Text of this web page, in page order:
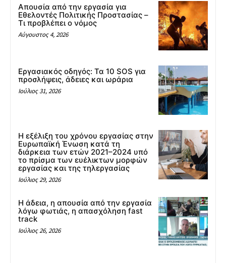
Απουσία από την εργασία για
Εθελοντές Πολιτικής Προστασίας –
Τι προβλέπει ο νόμος
Αύγουστος 4, 2026
Εργασιακός οδηγός: Τα 10 SOS για
προσλήψεις, άδειες και ωράρια
Ιούλιος 31, 2026
Η εξέλιξη του χρόνου εργασίας στην
Ευρωπαϊκή Ένωση κατά τη
διάρκεια των ετών 2021–2024 υπό
το πρίσμα των ευέλικτων μορφών
εργασίας και της τηλεργασίας
Ιούλιος 29, 2026
Η άδεια, η απουσία από την εργασία
λόγω φωτιάς, η απασχόληση fast
track
Ιούλιος 26, 2026